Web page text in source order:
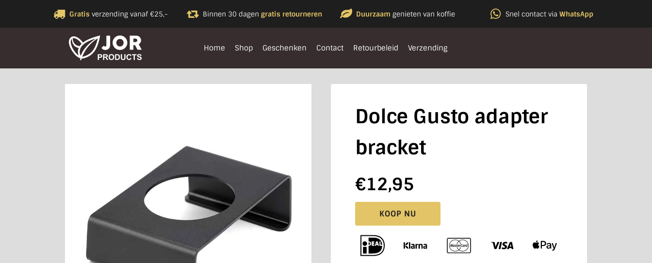
Gratis verzending vanaf €25,- Binnen 30 dagen gratis retourneren Duurzaam genieten van koffie Snel contact via WhatsApp
Home Shop Geschenken Contact Retourbeleid Verzending
Dolce Gusto adapter
bracket
€12,95
KOOP NU